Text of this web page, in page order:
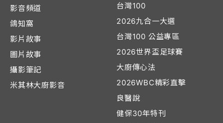
影音頻道
鴿知窩
影片故事
圖片故事
攝影筆記
米其林大廚影音
台灣100
2026九合一大選
台灣100 公益專區
2026世界盃足球賽
大廚傳心法
2026WBC精彩直擊
良醫說
健保30年特刊